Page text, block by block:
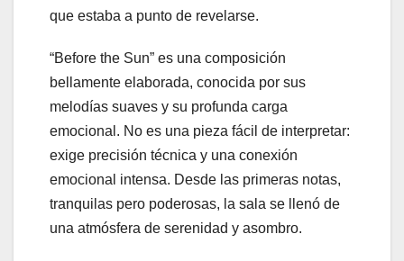
que estaba a punto de revelarse.
“Before the Sun” es una composición
bellamente elaborada, conocida por sus
melodías suaves y su profunda carga
emocional. No es una pieza fácil de interpretar:
exige precisión técnica y una conexión
emocional intensa. Desde las primeras notas,
tranquilas pero poderosas, la sala se llenó de
una atmósfera de serenidad y asombro.